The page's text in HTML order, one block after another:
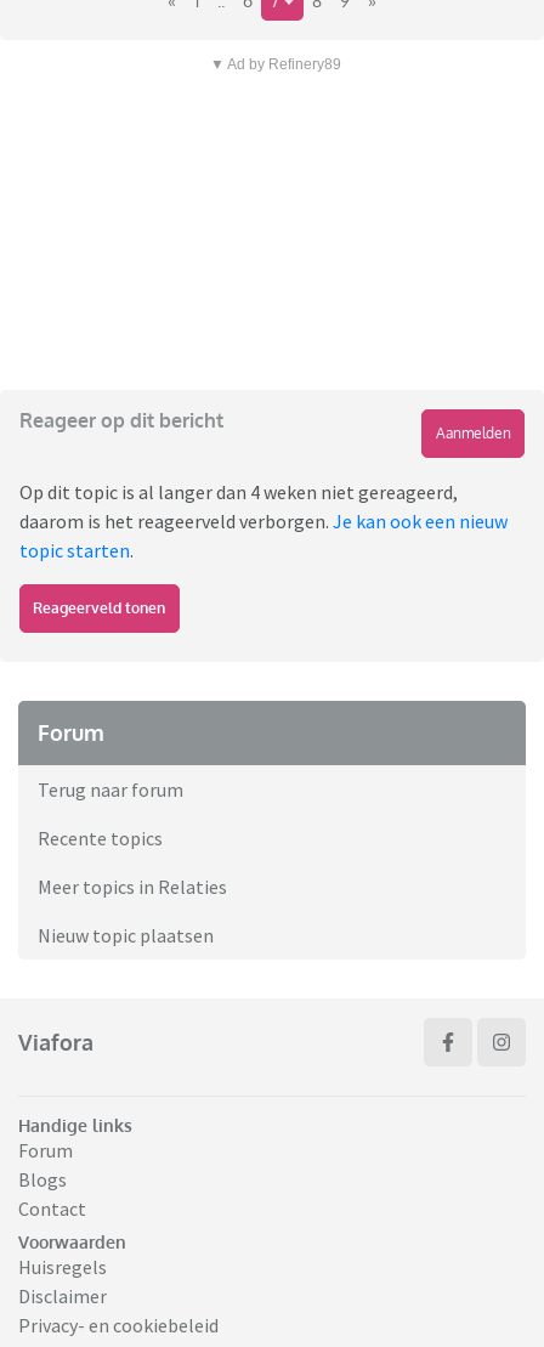
▼ Ad by Refinery89
Reageer op dit bericht
Aanmelden
Op dit topic is al langer dan 4 weken niet gereageerd,
daarom is het reageerveld verborgen. Je kan ook een nieuw
topic starten.
Reageerveld tonen
Forum
Terug naar forum
Recente topics
Meer topics in Relaties
Nieuw topic plaatsen
Viafora
Handige links
Forum
Blogs
Contact
Voorwaarden
Huisregels
Disclaimer
Privacy- en cookiebeleid